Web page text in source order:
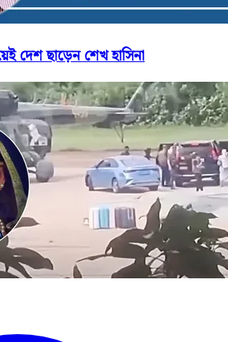
দেশ ছাড়েন শেখ হাসিনা